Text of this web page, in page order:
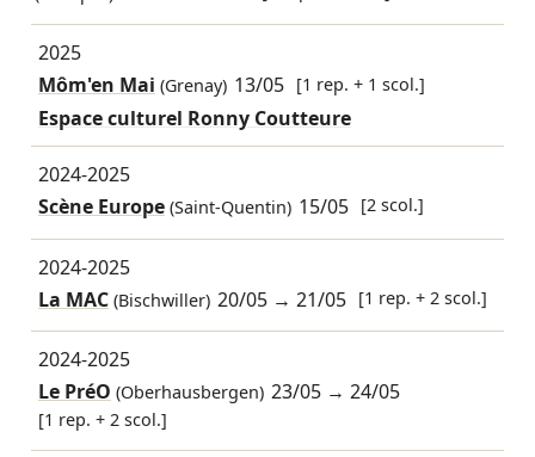
2025
Môm'en Mai (Grenay) 13/05 [1 rep. + 1 scol.]
Espace culturel Ronny Coutteure
2024-2025
Scène Europe(Saint-Quentin) 15/05 [2 scol.]
2024-2025
La MAC(Bischwiller) 20/05 →21/05 [1 rep. + 2 scol.]
2024-2025
Le PréO (Oberhausbergen) 23/05 →24/05
[1 rep. + 2 scol.]